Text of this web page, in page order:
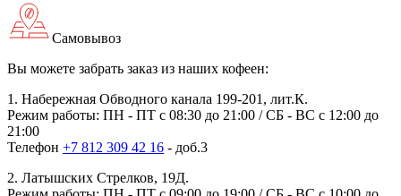
Самовывоз
Вы можете забрать заказ из наших кофеен:
1. Набережная Обводного канала 199-201, лит.К.
Режим работы: ПН - ПТ с 08:30 до 21:00 / СБ - ВС с 12:00 до
21:00
Телефон +7 812 309 42 16 - доб.3
2. Латышских Стрелков, 19Д.